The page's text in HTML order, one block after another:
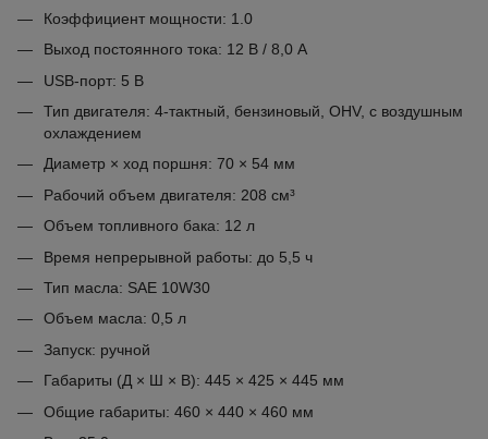
Коэффициент мощности: 1.0
Выход постоянного тока: 12 В / 8,0 А
USB-порт: 5 В
Тип двигателя: 4-тактный, бензиновый, OHV, с воздушным
охлаждением
Диаметр × ход поршня: 70 × 54 мм
Рабочий объем двигателя: 208 см³
Объем топливного бака: 12 л
Время непрерывной работы: до 5,5 ч
Тип масла: SAE 10W30
Объем масла: 0,5 л
Запуск: ручной
Габариты (Д × Ш × В): 445 × 425 × 445 мм
Общие габариты: 460 × 440 × 460 мм